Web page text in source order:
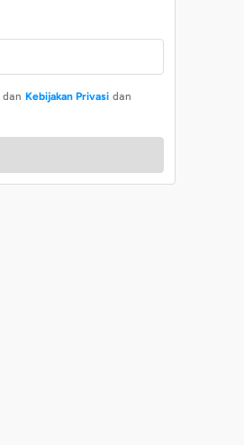
dan Kebijakan Privasi dan